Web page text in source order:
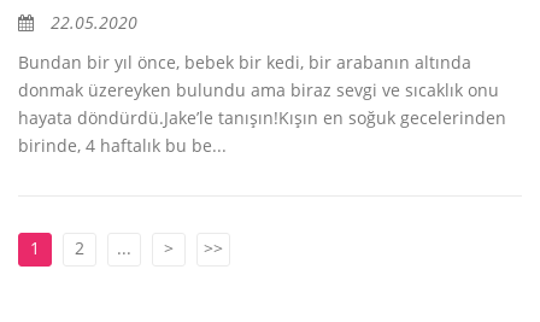
22.05.2020
Bundan bir yıl önce, bebek bir kedi, bir arabanın altında
donmak üzereyken bulundu ama biraz sevgi ve sıcaklık onu
hayata döndürdü.Jake’le tanışın!Kışın en soğuk gecelerinden
birinde, 4 haftalık bu be...
1 2 ... > >>